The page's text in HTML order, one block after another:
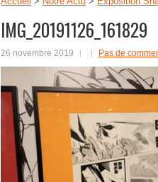
IMG_20191126_161829
26 novembre 2019 Pas de